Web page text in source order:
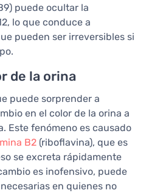
puede ocultar la
lo que conduce a
pueden ser irreversibles si
de la orina
puede sorprender a
en el color de la orina a
Este fenómeno es causado
B2 (riboflavina), que es
se excreta rápidamente
es inofensivo, puede
en quienes no